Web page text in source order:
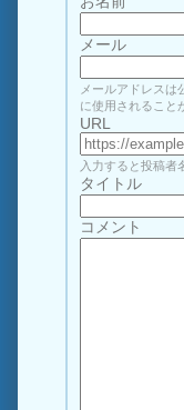
メール
メールアドレスは
に使用されること
URL
入力すると投稿者
タイトル
コメント